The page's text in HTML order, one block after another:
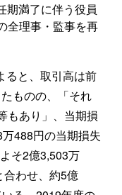
期満了に伴う役員
全理事・監事を再
ると、取引高は前
ものの、「それ
もあり」、当期損
488円の当期損失
そ2億3,503万
合わせ、約5億